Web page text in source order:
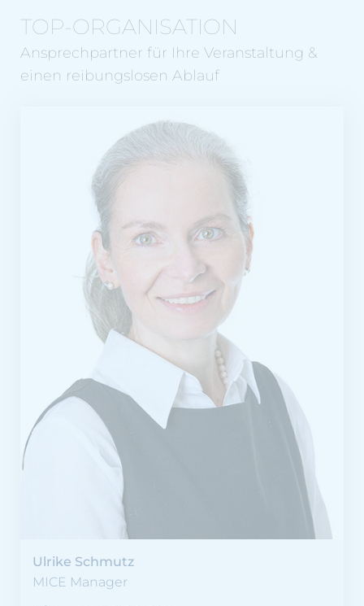
TOP-ORGANISATION
Ansprechpartner für Ihre Veranstaltung &
einen reibungslosen Ablauf
Ulrike Schmutz
MICE Manager